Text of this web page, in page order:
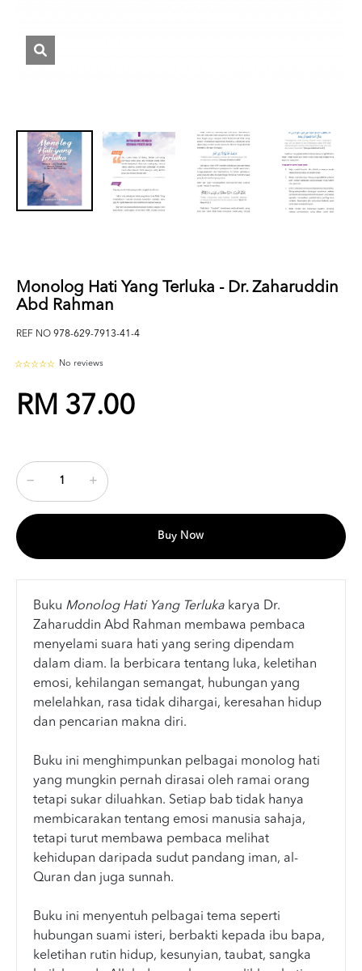
Monolog Hati Yang Terluka - Dr. Zaharuddin
Abd Rahman
REF NO 978-629-7913-41-4
No reviews
RM 37.00
Buy Now
Buku Monolog Hati Yang Terluka karya Dr.
Zaharuddin Abd Rahman membawa pembaca
menyelami suara hati yang sering dipendam
dalam diam. Ia berbicara tentang luka, keletihan
emosi, kehilangan semangat, hubungan yang
melelahkan, rasa tidak dihargai, keresahan hidup
dan pencarian makna diri.
Buku ini menghimpunkan pelbagai monolog hati
yang mungkin pernah dirasai oleh ramai orang
tetapi sukar diluahkan. Setiap bab tidak hanya
membicarakan tentang emosi manusia sahaja,
tetapi turut membawa pembaca melihat
kehidupan daripada sudut pandang iman, al-
Quran dan juga sunnah.
Buku ini menyentuh pelbagai tema seperti
hubungan suami isteri, berbakti kepada ibu bapa,
keletihan rutin hidup, kesunyian, taubat, sangka